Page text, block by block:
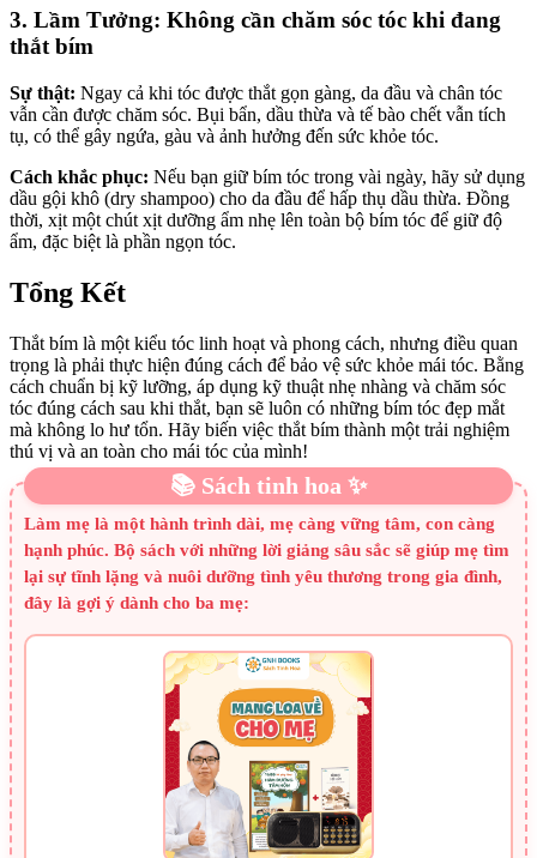
3. Lầm Tưởng: Không cần chăm sóc tóc khi đang
thắt bím
Sự thật: Ngay cả khi tóc được thắt gọn gàng, da đầu và chân tóc
vẫn cần được chăm sóc. Bụi bẩn, dầu thừa và tế bào chết vẫn tích
tụ, có thể gây ngứa, gàu và ảnh hưởng đến sức khỏe tóc.
Cách khắc phục: Nếu bạn giữ bím tóc trong vài ngày, hãy sử dụng
dầu gội khô (dry shampoo) cho da đầu để hấp thụ dầu thừa. Đồng
thời, xịt một chút xịt dưỡng ẩm nhẹ lên toàn bộ bím tóc để giữ độ
ẩm, đặc biệt là phần ngọn tóc.
Tổng Kết
Thắt bím là một kiểu tóc linh hoạt và phong cách, nhưng điều quan
trọng là phải thực hiện đúng cách để bảo vệ sức khỏe mái tóc. Bằng
cách chuẩn bị kỹ lưỡng, áp dụng kỹ thuật nhẹ nhàng và chăm sóc
tóc đúng cách sau khi thắt, bạn sẽ luôn có những bím tóc đẹp mắt
mà không lo hư tổn. Hãy biến việc thắt bím thành một trải nghiệm
thú vị và an toàn cho mái tóc của mình!
📚 Sách tinh hoa ✨
Làm mẹ là một hành trình dài, mẹ càng vững tâm, con càng
hạnh phúc. Bộ sách với những lời giảng sâu sắc sẽ giúp mẹ tìm
lại sự tĩnh lặng và nuôi dưỡng tình yêu thương trong gia đình,
đây là gợi ý dành cho ba mẹ: